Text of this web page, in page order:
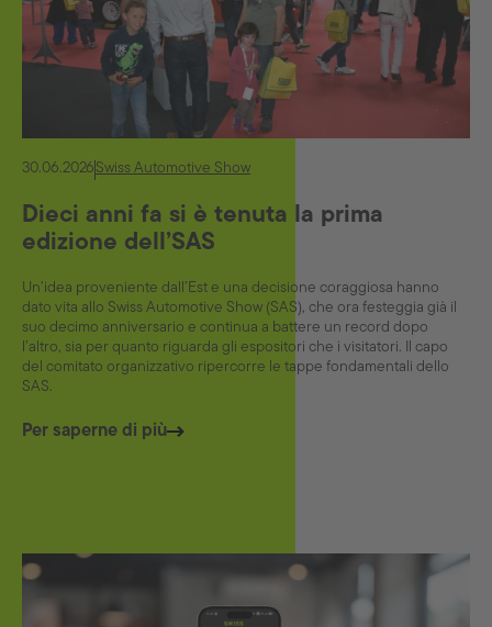
30.06.2026 Swiss Automotive Show
Dieci anni fa si è tenuta la prima
edizione dell’SAS
Un’idea proveniente dall’Est e una decisione coraggiosa hanno
dato vita allo Swiss Automotive Show (SAS), che ora festeggia già il
suo decimo anniversario e continua a battere un record dopo
l’altro, sia per quanto riguarda gli espositori che i visitatori. Il capo
del comitato organizzativo ripercorre le tappe fondamentali dello
SAS.
Per saperne di più